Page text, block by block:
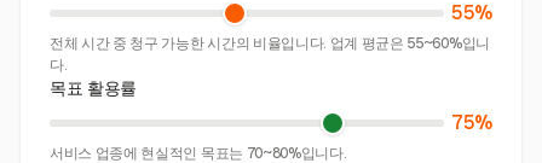
55%
전체 시간 중 청구 가능한 시간의 비율입니다. 업계 평균은 55~60%입니
다.
목표 활용률
75%
서비스 업종에 현실적인 목표는 70~80%입니다.